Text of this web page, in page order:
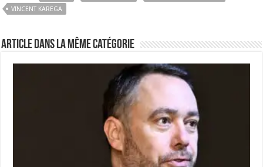
VINCENT KAREGA
Article dans la même catégorie